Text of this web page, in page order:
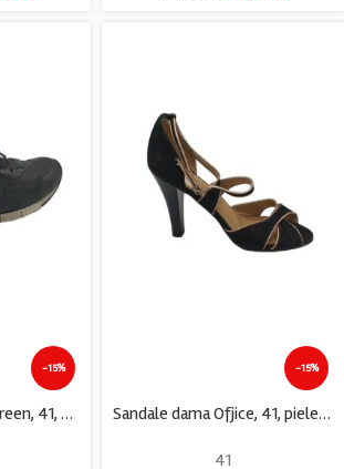
-15%
Adidasi dama Paul Green, 41, piele, negru
-15%
Sandale dama Ofjice, 41, piele intoarsa, negru
41